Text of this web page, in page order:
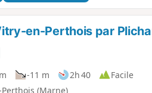
en-Perthois par
-11 m 2h 40
Facile
(Marne)